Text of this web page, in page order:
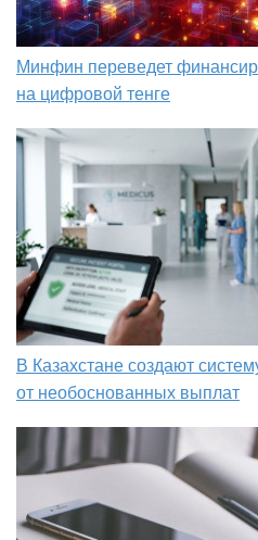
Минфин переведет
на цифровой тенге
В Казахстане создают
от необоснованных выплат